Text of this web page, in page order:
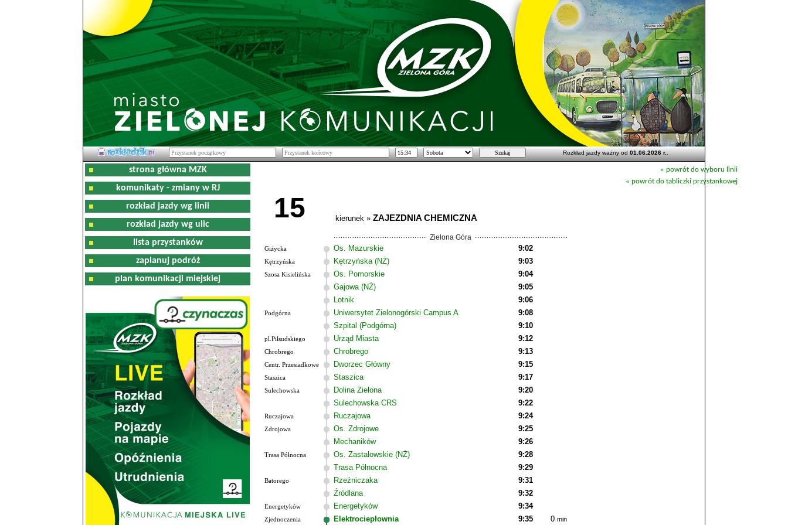
Rozkład jazdy ważny od01.06.2026 r..
strona główna MZK
komunikaty - zmiany w RJ
rozkład jazdy wg linii
rozkład jazdy wg ulic
lista przystanków
zaplanuj podróż
plan komunikacji miejskiej
« powrót do wyboru linii
« powrót do tabliczki przystankowej
15 kierunek » ZAJEZDNIA CHEMICZNA
Zielona Góra
Giżycka Os. Mazurskie 9:02
Kętrzyńska Kętrzyńska (NŻ) 9:03
Szosa Kisielińska Os. Pomorskie
9:04
Gajowa (NŻ)
9:05
Lotnik
9:06
Podgórna Uniwersytet Zielonogórski Campus A
9:08
Szpital (Podgórna)
9:10
pl.Piłsudskiego Urząd Miasta 9:12
Chrobrego Chrobrego 9:13
Centr. Przesiadkowe Dworzec Główny 9:15
Staszica Staszica 9:17
Sulechowska Dolina Zielona
9:20
Sulechowska CRS
9:22
Ruczajowa Ruczajowa 9:24
Zdrojowa Os. Zdrojowe
9:25
Mechaników
9:26
Trasa Północna Os. Zastalowskie (NŻ)
9:28
Trasa Północna
9:29
Batorego Rzeźniczaka
9:31
Źródlana
9:32
Energetyków Energetyków 9:34
Zjednoczenia Elektrociepłownia 9:35 0 min